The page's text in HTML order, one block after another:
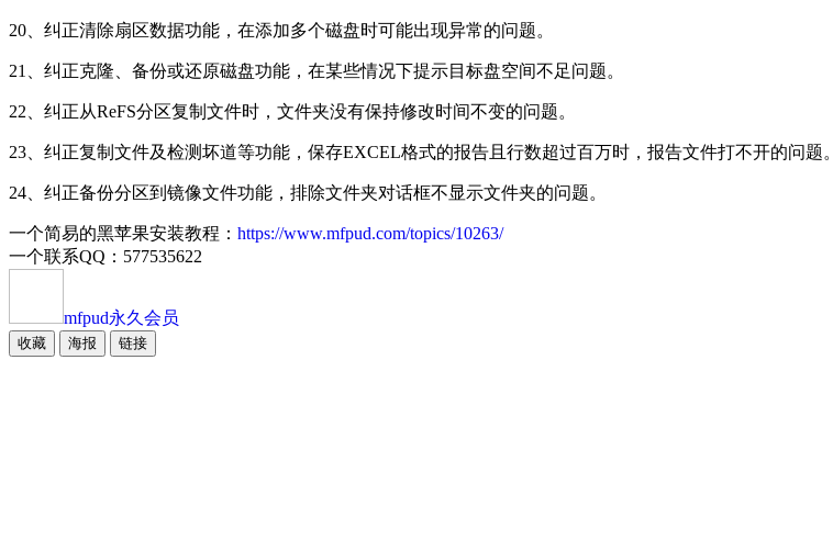
20、纠正清除扇区数据功能，在添加多个磁盘时可能出现异常的问题。
21、纠正克隆、备份或还原磁盘功能，在某些情况下提示目标盘空间不足问题。
22、纠正从ReFS分区复制文件时，文件夹没有保持修改时间不变的问题。
23、纠正复制文件及检测坏道等功能，保存EXCEL格式的报告且行数超过百万时，报告文件打不开的问题。
24、纠正备份分区到镜像文件功能，排除文件夹对话框不显示文件夹的问题。
一个简易的黑苹果安装教程： https://www.mfpud.com/topics/10263/
一个联系QQ：577535622
mfpud永久会员
收藏 海报 链接